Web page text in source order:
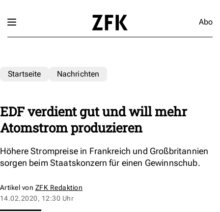
Abo
Startseite Nachrichten
EDF verdient gut und will mehr
Atomstrom produzieren
Höhere Strompreise in Frankreich und Großbritannien
sorgen beim Staatskonzern für einen Gewinnschub.
Artikel von ZFK Redaktion
14.02.2020, 12:30 Uhr